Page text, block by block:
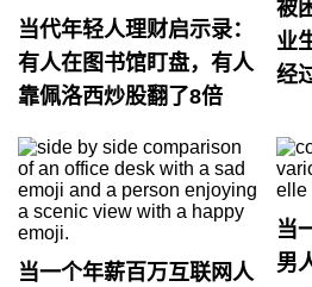
当代年轻人理财启示录：
有人在图书馆盯盘，有人
靠佩洛西炒股翻了8倍
被
业
经
当一个年薪百万互联网人
当
男